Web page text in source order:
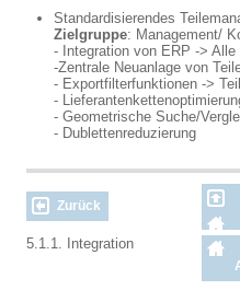
Standardisierendes
Zielgruppe: Management/
- Integration von ERP ->
-Zentrale Neuanlage von
- Exportfilterfunktionen ->
-
- Geometrische Suche/
- Dublettenreduzierung
Zurück
5.1.1. Integration